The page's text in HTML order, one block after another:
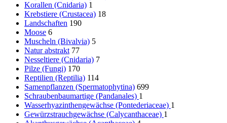
Korallen (Cnidaria) 1
Krebstiere (Crustacea) 18
Landschaften 190
Moose 6
Muscheln (Bivalvia) 5
Natur abstrakt 77
Nesseltiere (Cnidaria) 7
Pilze (Fungi) 170
Reptilien (Reptilia) 114
Samenpflanzen (Spermatophytina) 699
Schraubenbaumartige (Pandanales) 1
Wasserhyazinthengewächse (Pontederiaceae) 1
Gewürzstrauchgewächse (Calycanthaceae) 1